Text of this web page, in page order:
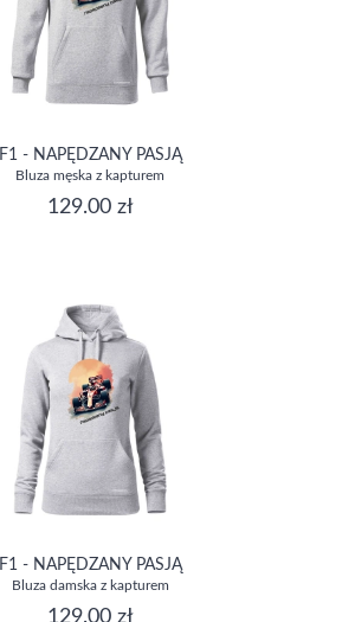
F1 - NAPĘDZANY PASJĄ
Bluza męska z kapturem
129.00 zł
F1 - NAPĘDZANY PASJĄ
Bluza damska z kapturem